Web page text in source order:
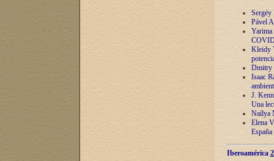
Sergéy
Pável
Yarima
Kleidy
Dmitry
Isaac
J.
Una
Naílya
Elena
España
Iberoamérica